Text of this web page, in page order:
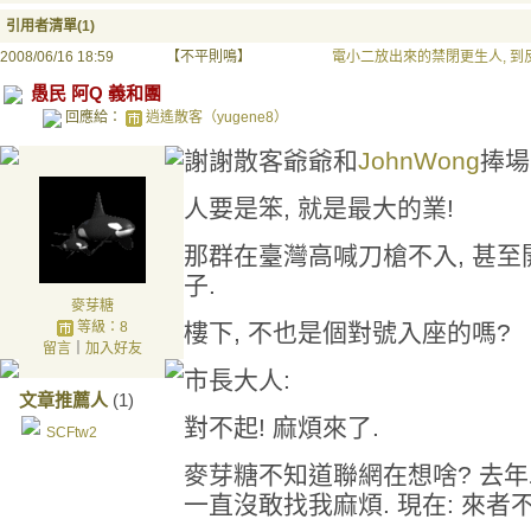
引用者清單(1)
2008/06/16 18:59
【不平則鳴】 電小二放出來的禁閉更生人,
愚民 阿Q 義和團
回應給： 逍遙散客（yugene8）
麥芽糖
等級：8
留言｜ 加入好友
文章推薦人 (1)
SCFtw2
謝謝散客爺爺和JohnWong捧
人要是笨, 就是最大的業!
那群在臺灣高喊刀槍不入, 甚
子.
樓下, 不也是個對號入座的嗎?
市長大人:
對不起! 麻煩來了.
麥芽糖不知道聯網在想啥? 去
一直沒敢找我麻煩. 現在: 來者